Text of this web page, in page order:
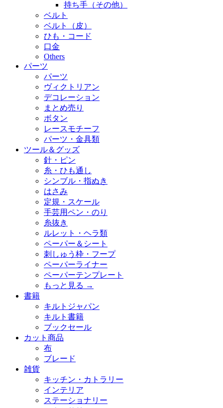
持ち手（その他）
ベルト
ベルト（皮）
ひも・コード
口金
Others
パーツ
パーツ
ヴィクトリアン
デコレーション
まとめ売り
ボタン
レースモチーフ
パーツ・金具類
ツール＆グッズ
針・ピン
糸・ひも通し
シンブル・指ぬき
はさみ
定規・スケール
手芸用ペン・のり
糸抜き
ルレット・ヘラ類
ペーパー＆シート
刺しゅう枠・フープ
ペーパーライナー
ペーパーテンプレート
もっと見る →
書籍
キルトジャパン
キルト書籍
ブックセール
カット商品
布
ブレード
雑貨
キッチン・カトラリー
インテリア
ステーショナリー